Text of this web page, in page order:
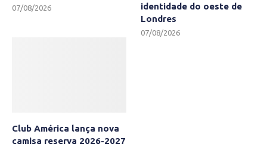
07/08/2026
identidade do oeste de
Londres
07/08/2026
Club América lança nova
camisa reserva 2026-2027